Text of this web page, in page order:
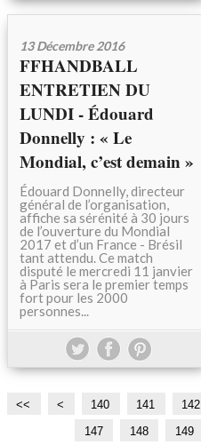
13 Décembre 2016
FFHANDBALL
ENTRETIEN DU
LUNDI - Édouard
Donnelly : « Le
Mondial, c’est demain »
Édouard Donnelly, directeur
général de l’organisation,
affiche sa sérénité à 30 jours
de l’ouverture du Mondial
2017 et d’un France - Brésil
tant attendu. Ce match
disputé le mercredi 11 janvier
à Paris sera le premier temps
fort pour les 2000
personnes...
<< <
1
0
1
1
1
2
1
3
140 141 142
147
148 149